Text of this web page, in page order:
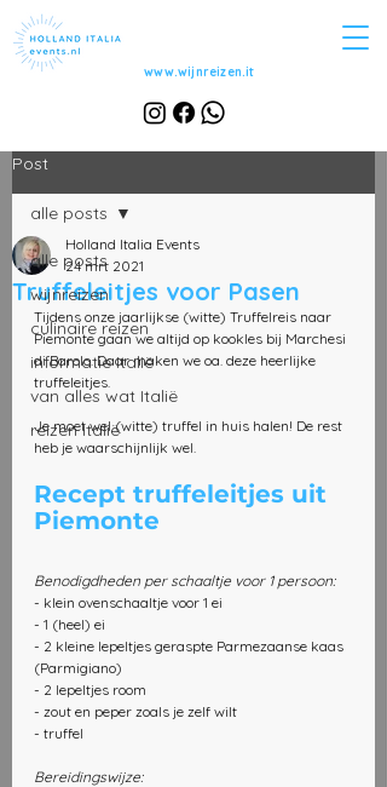
www.wijnreizen.it
Post
alle posts
wijnreizen
culinaire reizen
informatie Italië
van alles wat Italië
reizen Italië
alle posts
Truffeleitjes voor Pasen
Holland Italia Events
24 mrt 2021
Tijdens onze jaarlijkse (witte) Truffelreis naar
Piemonte gaan we altijd op kookles bij Marchesi
di Barolo. Daar maken we oa. deze heerlijke
truffeleitjes.
Je moet wel (witte) truffel in huis halen! De rest
heb je waarschijnlijk wel.
Recept truffeleitjes uit
Piemonte
Benodigdheden per schaaltje voor 1 persoon:
- klein ovenschaaltje voor 1 ei
- 1 (heel) ei
- 2 kleine lepeltjes geraspte Parmezaanse kaas
(Parmigiano)
- 2 lepeltjes room
- zout en peper zoals je zelf wilt
- truffel
Bereidingswijze: